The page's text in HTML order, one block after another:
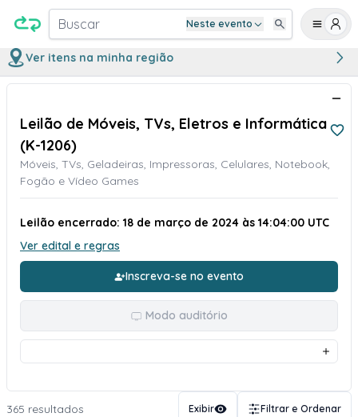
Buscar Neste evento
Ver itens na minha região
Leilão de Móveis, TVs, Eletros e Informática
(K-1206)
Móveis, TVs, Geladeiras, Impressoras, Celulares, Notebook,
Fogão e Vídeo Games
Leilão encerrado: 18 de março de 2024 às 14:04:00 UTC
Ver edital e regras
Inscreva-se no evento
Modo auditório
365 resultados Exibir Filtrar e Ordenar